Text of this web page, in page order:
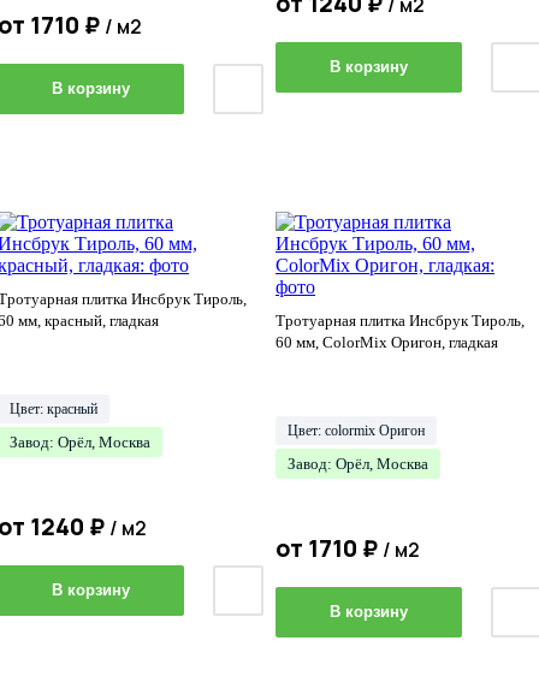
1710 ₽ / м2
В корзину
В корзину
плитка Инсбрук Тироль,
мм, красный, гладкая
Цвет: красный
Завод: Орёл, Москва
1240 ₽ / м2
В корзину
Тротуарная плитка Инсбрук Тироль,
60 мм, ColorMix Оригон, гладкая
Цвет: colormix Оригон
Завод: Орёл, Москва
от 1710 ₽ / м2
В корзину